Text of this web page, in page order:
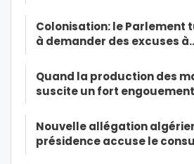
Colonisation: le Parlement
à demander des excuses
Quand la production des
suscite un fort engouement
Nouvelle allégation
présidence accuse le